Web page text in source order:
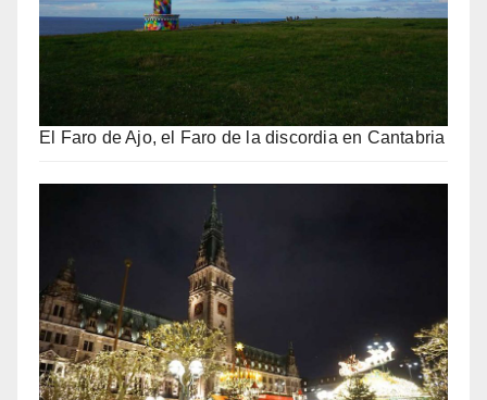
El Faro de Ajo, el Faro de la discordia en Cantabria